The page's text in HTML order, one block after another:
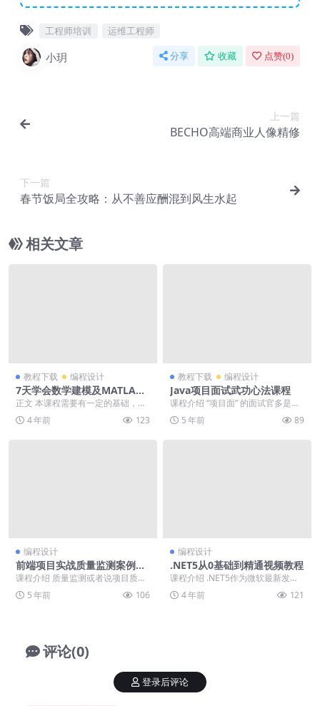
工程师培训 运维工程师
小玥 分享 收藏 点赞(0)
上一篇
BECHO高端商业人像精修
下一篇
春节饭局全攻略：从不善应酬混到风生水起
相关文章
教程下载 编程设计
7天学会数学建模及MATLAB
编程
正文 本课程需要有一定的基础，不
然会有些吃力；综合而言本课程只
能算是一些算法的入...
4 年前 123
教程下载 编程设计
Java项目面试武功心法课程
课程介绍 “项目面” 的面试官多是项
目负责人或技术领导，你很难掩盖
技术或开发经验...
5 年前 89
编程设计
前端项目实战质量监测案例教
程
课程介绍 质量监测或者说项目质量
监督，是一个项目交付前非常重要
的过程，也是关乎一...
5 年前 106
编程设计
.NET5从0基础到精通视频教程
课程介绍 .NET5作为微软最新发布
的应用程序统一平台，它将是用于
构建全平台和设...
4 年前 121
评论(0)
登录后评论